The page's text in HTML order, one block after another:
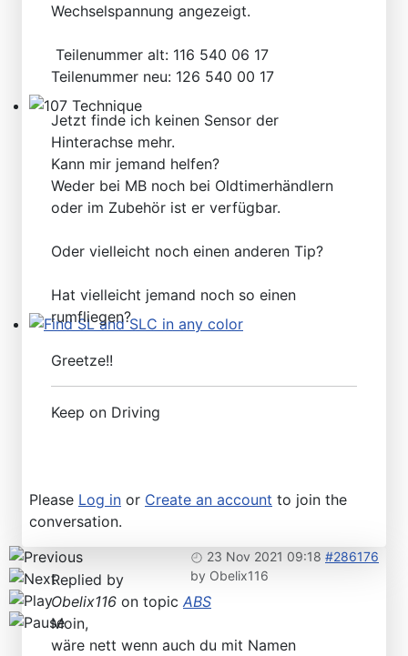
107 Technique
Wechselspannung angezeigt.
Teilenummer alt: 116 540 06 17
Teilenummer neu: 126 540 00 17
Jetzt finde ich keinen Sensor der
Hinterachse mehr.
Kann mir jemand helfen?
Weder bei MB noch bei Oldtimerhändlern
oder im Zubehör ist er verfügbar.
Oder vielleicht noch einen anderen Tip?
Hat vielleicht jemand noch so einen
rumfliegen?
Greetze!!
Keep on Driving
Please Log in or Create an account to join the
conversation.
23 Nov 2021 09:18 #286176
by Obelix116
Replied by
Obelix116 on topic ABS
Moin,
wäre nett wenn auch du mit Namen